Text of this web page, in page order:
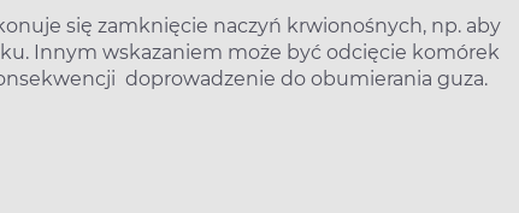
się zamknięcie naczyń krwionośnych, np. aby
Innym wskazaniem może być odcięcie komórek
doprowadzenie do obumierania guza.